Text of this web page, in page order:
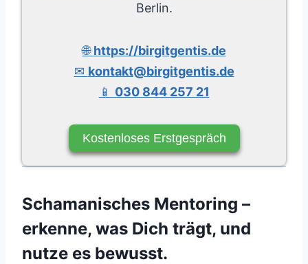
Berlin.
🌐https://birgitgentis.de
✉ kontakt@birgitgentis.de
📱 030 844 257 21
Kostenloses Erstgespräch
Schamanisches Mentoring –
erkenne, was Dich trägt, und
nutze es bewusst.